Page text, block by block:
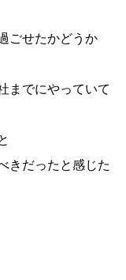
ごせたかどうか
までにやっていて
きだったと感じた